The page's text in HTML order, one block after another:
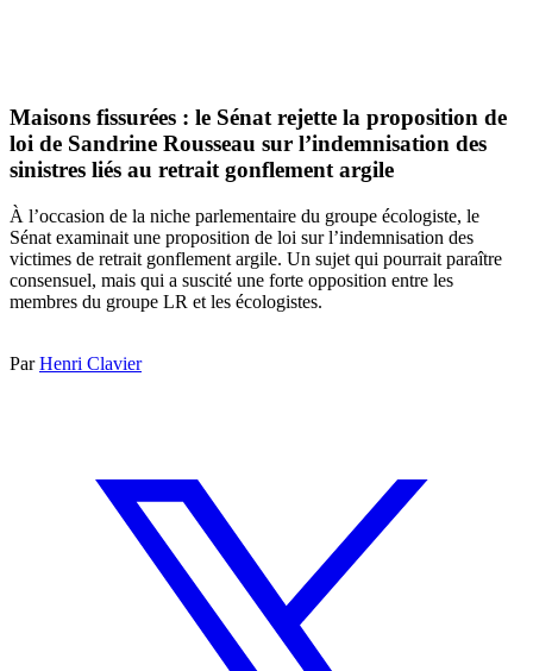
Maisons fissurées : le Sénat rejette la proposition de
loi de Sandrine Rousseau sur l’indemnisation des
sinistres liés au retrait gonflement argile
À l’occasion de la niche parlementaire du groupe écologiste, le
Sénat examinait une proposition de loi sur l’indemnisation des
victimes de retrait gonflement argile. Un sujet qui pourrait paraître
consensuel, mais qui a suscité une forte opposition entre les
membres du groupe LR et les écologistes.
ParHenri Clavier